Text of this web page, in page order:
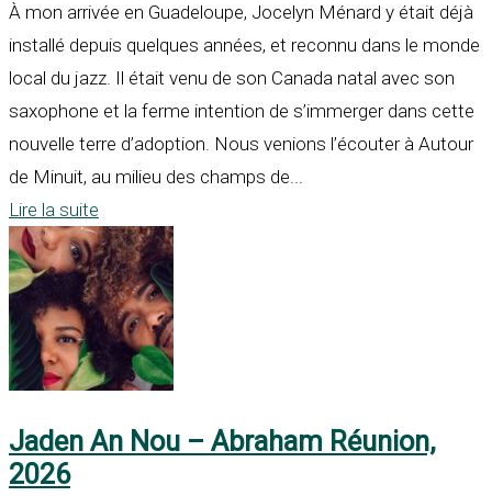
À mon arrivée en Guadeloupe, Jocelyn Ménard y était déjà
installé depuis quelques années, et reconnu dans le monde
local du jazz. Il était venu de son Canada natal avec son
saxophone et la ferme intention de s’immerger dans cette
nouvelle terre d’adoption. Nous venions l’écouter à Autour
de Minuit, au milieu des champs de...
Lire la suite
Jaden An Nou – Abraham Réunion,
2026